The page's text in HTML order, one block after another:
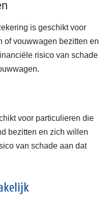
is geschikt voor
of vouwwagen bezitten en
risico van schade
voor particulieren die
bezitten en zich willen
van schade aan dat